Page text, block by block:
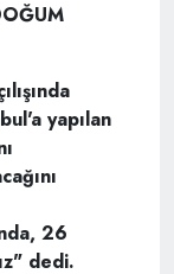
yapılan
26
dedi.